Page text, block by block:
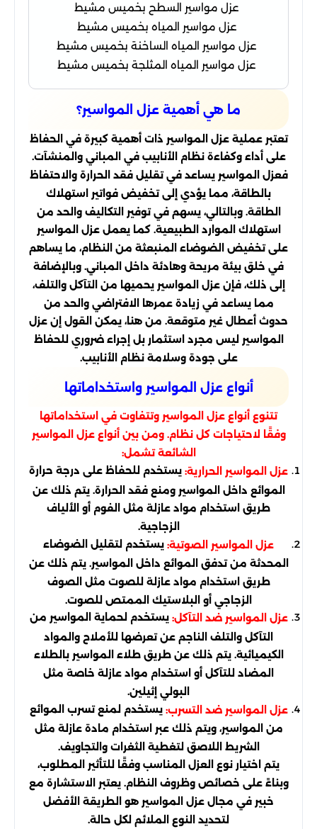
عزل مواسير السطح بخميس مشيط
عزل مواسير المياه بخميس مشيط
عزل مواسير المياه الساخنة بخميس مشيط
عزل مواسير المياه المثلجة بخميس مشيط
ما هي أهمية عزل المواسير؟
تعتبر عملية عزل المواسير ذات أهمية كبيرة في الحفاظ
على أداء وكفاءة نظام الأنابيب في المباني والمنشآت.
فعزل المواسير يساعد في تقليل فقد الحرارة والاحتفاظ
بالطاقة، مما يؤدي إلى تخفيض فواتير استهلاك
الطاقة. وبالتالي، يسهم في توفير التكاليف والحد من
استهلاك الموارد الطبيعية. كما يعمل عزل المواسير
على تخفيض الضوضاء المنبعثة من النظام، ما يساهم
في خلق بيئة مريحة وهادئة داخل المباني. وبالإضافة
إلى ذلك، فإن عزل المواسير يحميها من التآكل والتلف،
مما يساعد في زيادة عمرها الافتراضي والحد من
حدوث أعطال غير متوقعة. من هنا، يمكن القول إن عزل
المواسير ليس مجرد استثمار بل إجراء ضروري للحفاظ
على جودة وسلامة نظام الأنابيب.
أنواع عزل المواسير واستخداماتها
تتنوع أنواع عزل المواسير وتتفاوت في استخداماتها
وفقًا لاحتياجات كل نظام. ومن بين أنواع عزل المواسير
الشائعة تشمل:
عزل المواسير الحرارية: يستخدم للحفاظ على درجة حرارة
الموائع داخل المواسير ومنع فقد الحرارة. يتم ذلك عن
طريق استخدام مواد عازلة مثل الفوم أو الألياف
الزجاجية.
عزل المواسير الصوتية: يستخدم لتقليل الضوضاء
المحدثة من تدفق الموائع داخل المواسير. يتم ذلك عن
طريق استخدام مواد عازلة للصوت مثل الصوف
الزجاجي أو البلاستيك الممتص للصوت.
عزل المواسير ضد التآكل: يستخدم لحماية المواسير من
التآكل والتلف الناجم عن تعرضها للأملاح والمواد
الكيميائية. يتم ذلك عن طريق طلاء المواسير بالطلاء
المضاد للتآكل أو استخدام مواد عازلة خاصة مثل
البولي إثيلين.
عزل المواسير ضد التسرب: يستخدم لمنع تسرب الموائع
من المواسير، ويتم ذلك عبر استخدام مادة عازلة مثل
الشريط اللاصق لتغطية الثغرات والتجاويف.
يتم اختيار نوع العزل المناسب وفقًا للتأثير المطلوب،
وبناءً على خصائص وظروف النظام. يعتبر الاستشارة مع
خبير في مجال عزل المواسير هو الطريقة الأفضل
لتحديد النوع الملائم لكل حالة.